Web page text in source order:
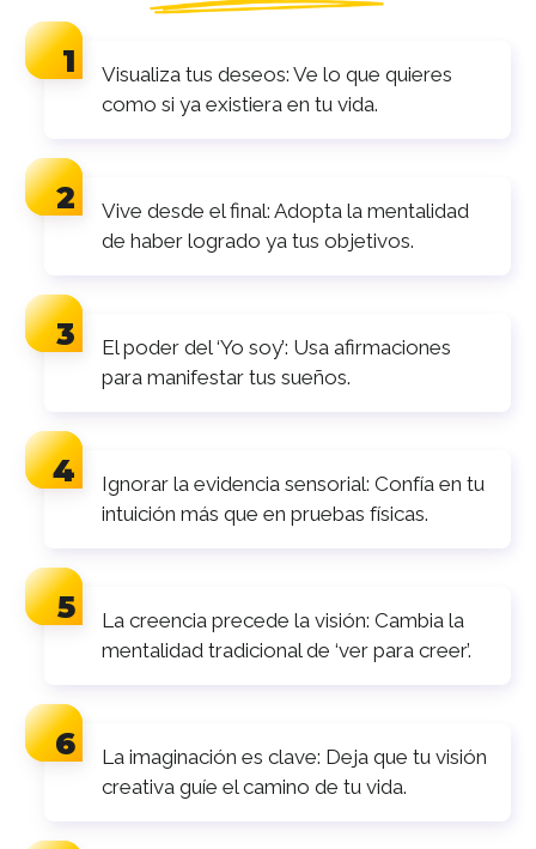
Visualiza tus deseos: Ve lo que quieres
como si ya existiera en tu vida.
Vive desde el final: Adopta la mentalidad
de haber logrado ya tus objetivos.
El poder del ‘Yo soy’: Usa afirmaciones
para manifestar tus sueños.
Ignorar la evidencia sensorial: Confía en tu
intuición más que en pruebas físicas.
La creencia precede la visión: Cambia la
mentalidad tradicional de ‘ver para creer’.
La imaginación es clave: Deja que tu visión
creativa guíe el camino de tu vida.